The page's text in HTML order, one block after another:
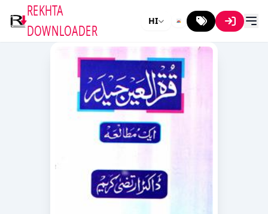
REKHTA
DOWNLOADER
HI